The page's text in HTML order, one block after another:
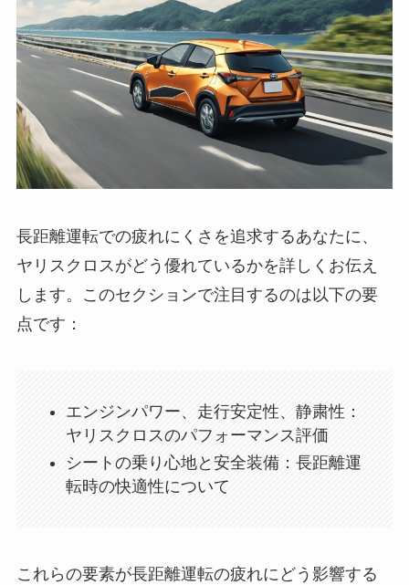
長距離運転での疲れにくさを追求するあなたに、
ヤリスクロスがどう優れているかを詳しくお伝え
します。このセクションで注目するのは以下の要
点です：
エンジンパワー、走行安定性、静粛性：
ヤリスクロスのパフォーマンス評価
シートの乗り心地と安全装備：長距離運
転時の快適性について
これらの要素が長距離運転の疲れにどう影響する